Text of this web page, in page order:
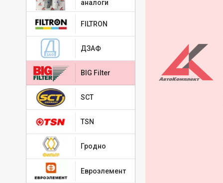
аналоги
FILTRON
ДЗАФ
BIG Filter
SCT
TSN
Гродно
Евроэлемент